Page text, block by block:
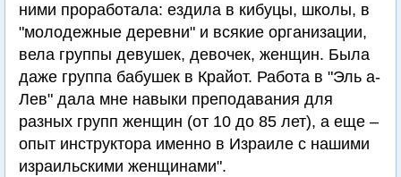
ними проработала: ездила в кибуцы, школы, в
"молодежные деревни" и всякие организации,
вела группы девушек, девочек, женщин. Была
даже группа бабушек в Крайот. Работа в "Эль а-
Лев" дала мне навыки преподавания для
разных групп женщин (от 10 до 85 лет), а еще –
опыт инструктора именно в Израиле с нашими
израильскими женщинами".